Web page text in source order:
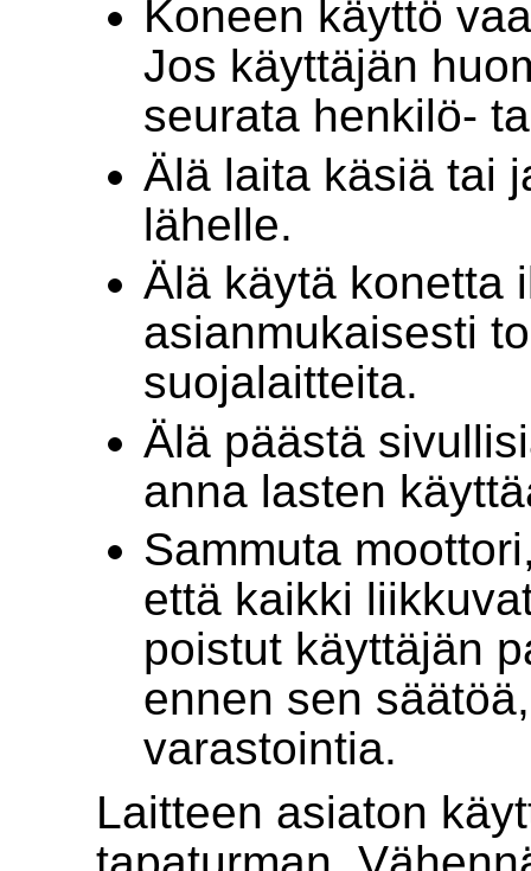
Koneen käyttö
Jos käyttäjän
seurata henkilö-
Älä laita käsiä tai
lähelle.
Älä käytä konetta
asianmukaisesti
suojalaitteita.
Älä päästä
anna lasten
Sammuta
että kaikki
poistut käyttäjän
ennen sen
varastointia.
Laitteen asiaton